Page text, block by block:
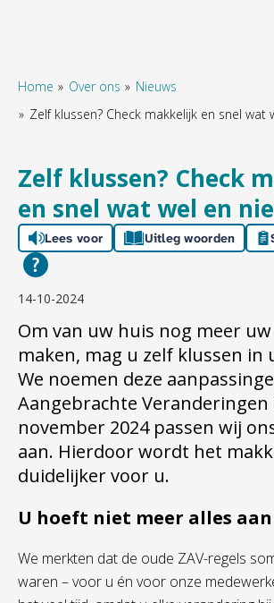
Home Over ons
Nieuws
Zelf klussen? Check makkelijk en snel wat
Zelf klussen? Check
en snel wat wel en
Lees voor Uitleg woorden
14-10-2024
Om van uw huis nog meer
maken, mag u zelf klussen in
We noemen deze
Aangebrachte Veranderingen
november 2024 passen wij
aan. Hierdoor wordt het
duidelijker voor u.
U hoeft niet meer alles
We merkten dat de oude ZAV-regels
waren – voor u én voor onze